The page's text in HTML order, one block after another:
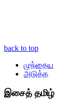
back to top
முந்தைய
அடுத்த
இசைத் தமிழ்